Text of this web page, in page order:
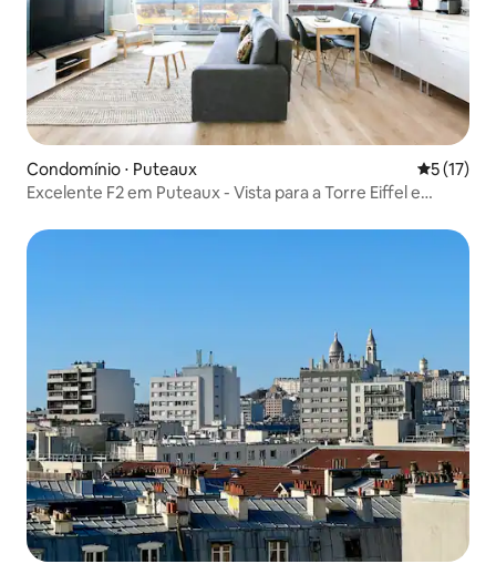
Condomínio ⋅ Puteaux 5 de uma
5 (17)
Excelente F2 em Puteaux - Vista para a Torre Eiffel e